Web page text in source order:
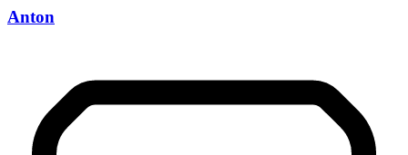
Anton